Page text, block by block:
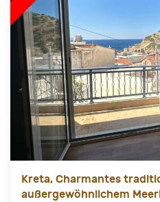
Kreta, Charmantes
außergewöhnlichem